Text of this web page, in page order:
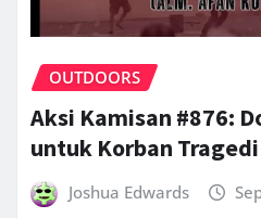
OUTDOORS
Aksi Kamisan #876:
untuk Korban
Joshua Edwards